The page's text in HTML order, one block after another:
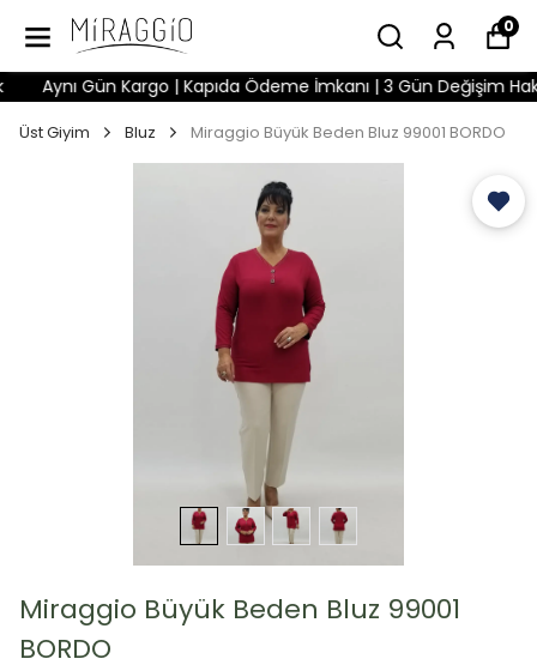
0
Aynı Gün Kargo | Kapıda Ödeme İmkanı | 3 Gün Değişim Hakkı
Üst Giyim Bluz Miraggio Büyük Beden Bluz 99001 BORDO
Miraggio Büyük Beden Bluz 99001
BORDO